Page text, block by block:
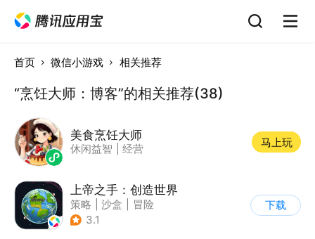
首页 微信小游戏 相关推荐
“烹饪大师：博客”的相关推荐(38)
美食烹饪大师
休闲益智 经营
马上玩
上帝之手：创造世界
策略 沙盒
冒险
| 卡通
3.1
下载